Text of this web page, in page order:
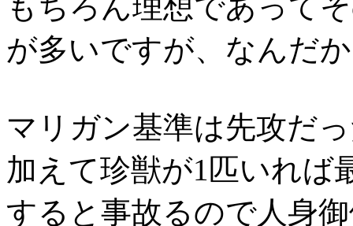
が多いですが、なんだ
マリガン基準は先攻だ
加えて珍獣が1匹いれば
すると事故るので人身